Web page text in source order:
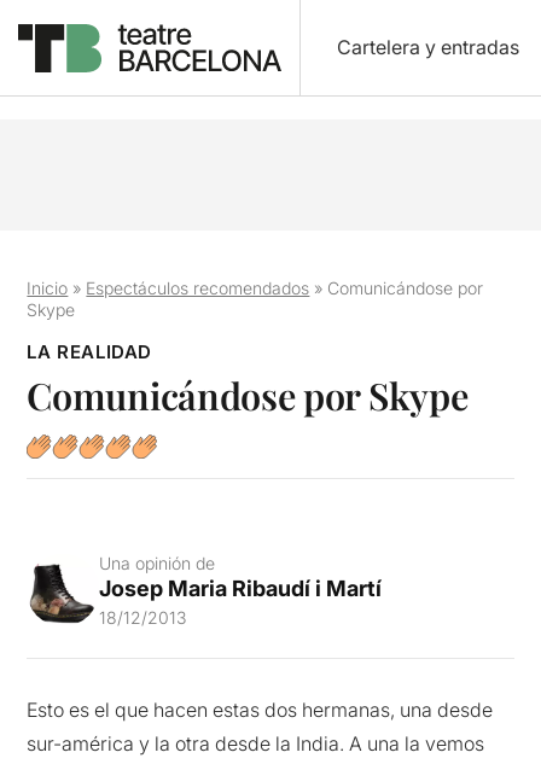
Cartelera y entradas
Inicio » Espectáculos recomendados » Comunicándose por
Skype
LA REALIDAD
Comunicándose por Skype
Una opinión de
Josep Maria Ribaudí i Martí
18/12/2013
Esto es el que hacen estas dos hermanas, una desde
sur-américa y la otra desde la India. A una la vemos